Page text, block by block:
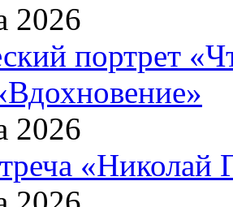
2026
портрет
2026
«Николай